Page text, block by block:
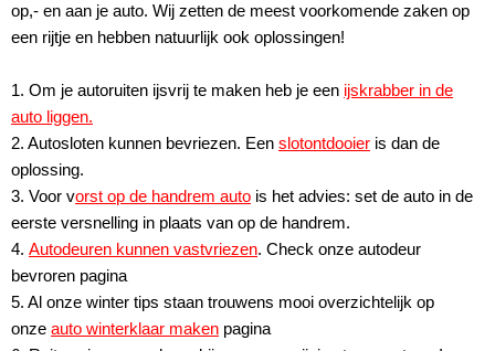
op,- en aan je auto. Wij zetten de meest voorkomende zaken op
een rijtje en hebben natuurlijk ook oplossingen!
1. Om je autoruiten ijsvrij te maken heb je een ijskrabber in de
auto liggen.
2. Autosloten kunnen bevriezen. Een slotontdooier is dan de
oplossing.
3. Voor vorst op de handrem auto is het advies: set de auto in de
eerste versnelling in plaats van op de handrem.
4. Autodeuren kunnen vastvriezen. Check onze autodeur
bevroren pagina
5. Al onze winter tips staan trouwens mooi overzichtelijk op
onze auto winterklaar maken pagina